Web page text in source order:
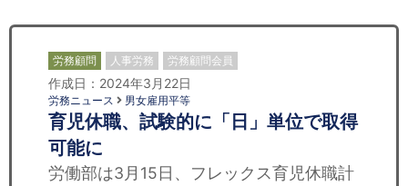
飲食店情報
労務顧問 人事労務 労務顧問会員
作成日：2024年3月22日
労務ニュース 男女雇用平等
育児休職、試験的に「日」単位で取得
可能に
労働部は3月15日、フレックス育児休職計